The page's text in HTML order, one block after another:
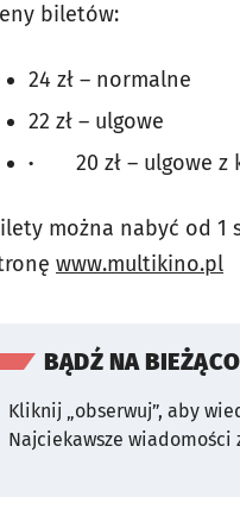
biletów:
24 zł – normalne
22 zł – ulgowe
· 20 zł – ulgowe
można nabyć od 1
www.multikino.pl
BĄDŹ NA
Kliknij „obserwuj”, aby
Najciekawsze wiadomości